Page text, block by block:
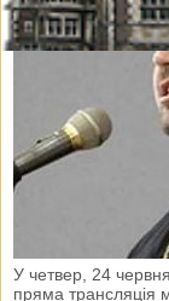
У четвер, 24
пряма трансляція